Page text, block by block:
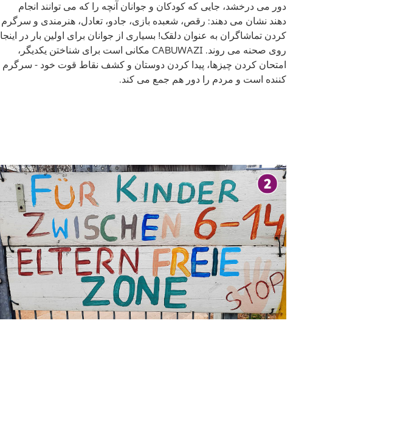
دور می درخشد، جایی که کودکان و جوانان آنچه را که می توانند انجام
دهند نشان می دهند: رقص، شعبده بازی، جادو، تعادل، هنرمندی و سرگرم
کردن تماشاگران به عنوان دلقک! بسیاری از جوانان برای اولین بار در اینجا
روی صحنه می روند. CABUWAZI مکانی است برای شناختن یکدیگر،
امتحان کردن چیزها، پیدا کردن دوستان و کشف نقاط قوت خود - سرگرم
کننده است و مردم را دور هم جمع می کند.